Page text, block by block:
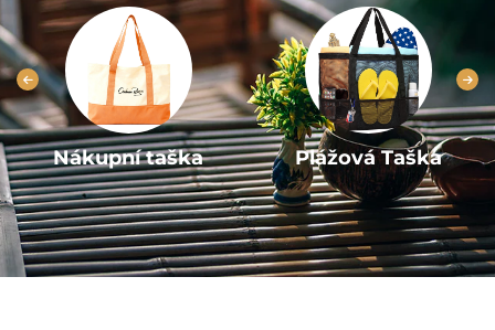
Nákupní taška Plážová Taška